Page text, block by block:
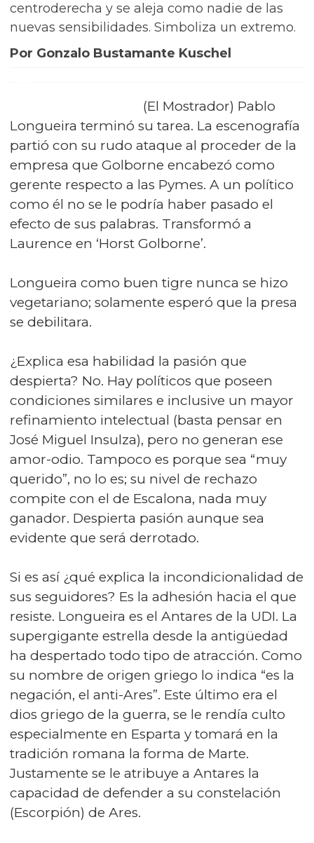
centroderecha y se aleja como nadie de las
nuevas sensibilidades. Simboliza un extremo.
Por Gonzalo Bustamante Kuschel
(El Mostrador) Pablo
Longueira terminó su tarea. La escenografía
partió con su rudo ataque al proceder de la
empresa que Golborne encabezó como
gerente respecto a las Pymes. A un político
como él no se le podría haber pasado el
efecto de sus palabras. Transformó a
Laurence en ‘Horst Golborne’.
Longueira como buen tigre nunca se hizo
vegetariano; solamente esperó que la presa
se debilitara.
¿Explica esa habilidad la pasión que
despierta? No. Hay políticos que poseen
condiciones similares e inclusive un mayor
refinamiento intelectual (basta pensar en
José Miguel Insulza), pero no generan ese
amor-odio. Tampoco es porque sea “muy
querido”, no lo es; su nivel de rechazo
compite con el de Escalona, nada muy
ganador. Despierta pasión aunque sea
evidente que será derrotado.
Si es así ¿qué explica la incondicionalidad de
sus seguidores? Es la adhesión hacia el que
resiste. Longueira es el Antares de la UDI. La
supergigante estrella desde la antigüedad
ha despertado todo tipo de atracción. Como
su nombre de origen griego lo indica “es la
negación, el anti-Ares”. Este último era el
dios griego de la guerra, se le rendía culto
especialmente en Esparta y tomará en la
tradición romana la forma de Marte.
Justamente se le atribuye a Antares la
capacidad de defender a su constelación
(Escorpión) de Ares.